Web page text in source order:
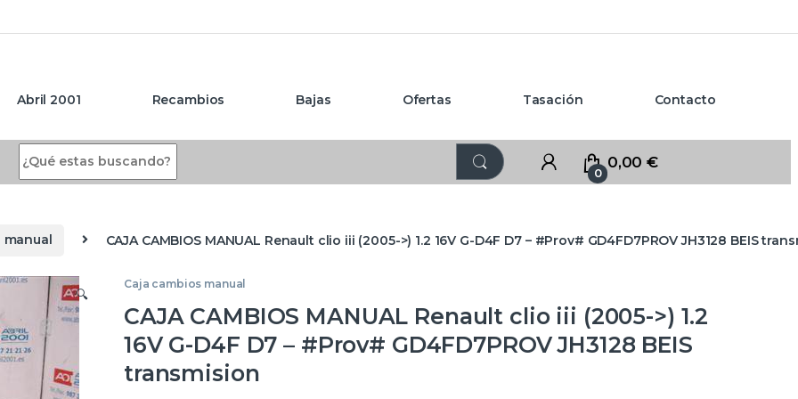
Abril 2001 Recambios Bajas Ofertas Tasación Contacto
0
0,00€
manual CAJA CAMBIOS MANUAL Renault clio iii (2005->) 1.2 16V G-D4F D7 – #Prov# GD4FD7PROV JH3128 BEIS
🔍
Caja cambios manual
CAJA CAMBIOS MANUAL Renault clio iii (2005->) 1.2
16V G-D4F D7 – #Prov# GD4FD7PROV JH3128 BEIS
transmision